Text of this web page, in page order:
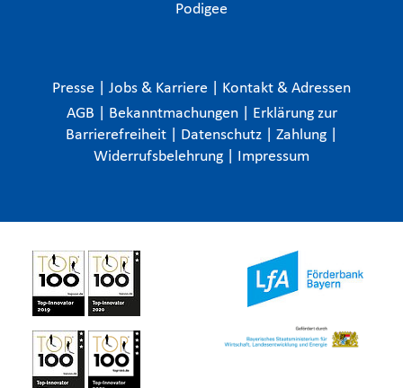
Podigee
Presse Jobs & Karriere
Kontakt & Adressen
AGB
Bekanntmachungen
Erklärung zur
Barrierefreiheit
Datenschutz Zahlung
Widerrufsbelehrung
Impressum